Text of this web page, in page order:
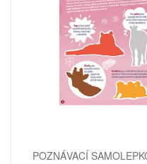
POZNÁVACÍ